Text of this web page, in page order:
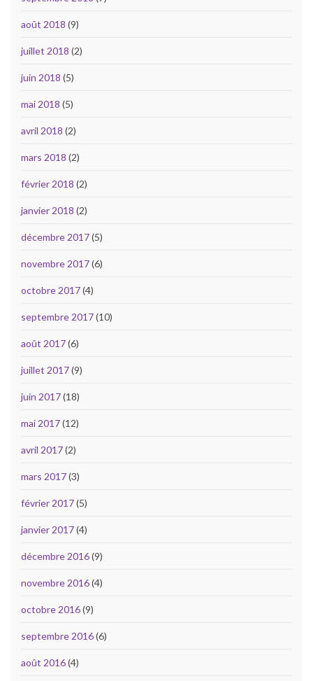
août 2018 (9)
juillet 2018 (2)
juin 2018 (5)
mai 2018 (5)
avril 2018 (2)
mars 2018 (2)
février 2018 (2)
janvier 2018 (2)
décembre 2017(5)
novembre 2017(6)
octobre 2017(4)
septembre 2017(10)
août 2017(6)
juillet 2017(9)
juin 2017(18)
mai 2017(12)
avril 2017(2)
mars 2017(3)
février 2017(5)
janvier 2017(4)
décembre 2016(9)
novembre 2016(4)
octobre 2016(9)
septembre 2016(6)
août 2016(4)